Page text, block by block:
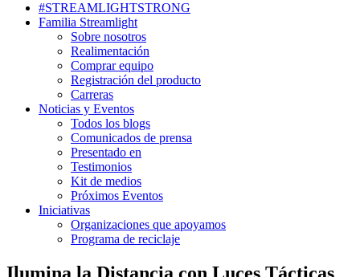
#STREAMLIGHTSTRONG
Familia Streamlight
Sobre nosotros
Realimentación
Comprar equipo
Registración del producto
Carreras
Noticias y Eventos
Todos los blogs
Comunicados de prensa
Presentado en
Testimonios
Kit de medios
Próximos Eventos
Iniciativas
Organizaciones que apoyamos
Programa de reciclaje